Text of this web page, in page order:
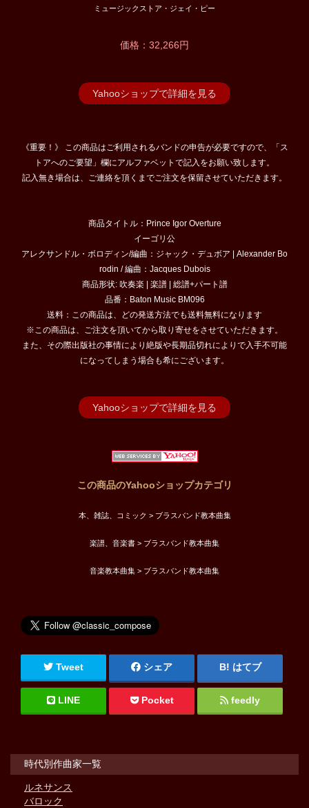
ミュージックストア・ジェイ・ピー
価格：32,266円
Yahooショップで詳細を見る
《重要！》 この商品はご利用されるバンドの申告が必要ですので、「ス
トアへのご要望」欄にアルファベットで記入をお願い致します。
記入無き場合は、ご連絡を頂くまでご注文を保留させていただきます。
商品タイトル：Prince Igor Overture
イーゴリ公
アレクサンドル・ボロディン/編曲：ジャック・デュボア | Alexander Bo
rodin / 編曲：Jacques Dubois
商品形状: 吹奏楽 | 楽譜 | 総譜+パート譜
品番：Baton Music BM096
送料：この商品は、どの発送方法でも送料無料になります
※この商品は、ご注文を頂いてから取り寄せをさせていただきます。
また、その際出版社の事情により絶版や長期品切れによりで入手不可能
になってしまう場合も希にございます。
Yahooショップで詳細を見る
この商品のYahooショップカテゴリ
本、雑誌、コミック > ブラスバンド教本曲集
楽譜、音楽書 > ブラスバンド教本曲集
音楽教本曲集 > ブラスバンド教本曲集
Tweet シェア はてブ
LINE Pocket feedly
時代別作曲家一覧
ルネサンス
バロック